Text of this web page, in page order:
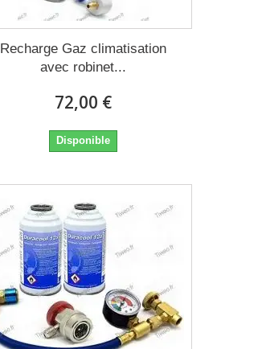
Recharge Gaz climatisation
avec robinet...
72,00 €
Disponible